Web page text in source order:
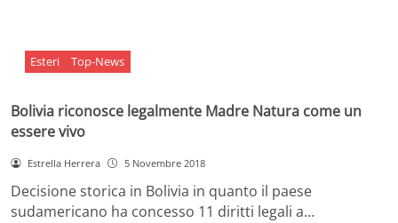
Esteri Top-News
Bolivia riconosce legalmente Madre Natura come un
essere vivo
Estrella Herrera 5 Novembre 2018
Decisione storica in Bolivia in quanto il paese
sudamericano ha concesso 11 diritti legali a…